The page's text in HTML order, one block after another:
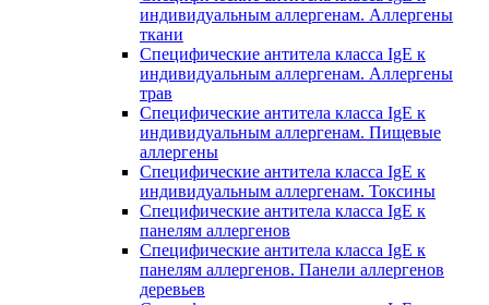
индивидуальным аллергенам. Аллергены
ткани
Специфические антитела класса IgE к
индивидуальным аллергенам. Аллергены
трав
Специфические антитела класса IgE к
индивидуальным аллергенам. Пищевые
аллергены
Специфические антитела класса IgE к
индивидуальным аллергенам. Токсины
Специфические антитела класса IgE к
панелям аллергенов
Специфические антитела класса IgE к
панелям аллергенов. Панели аллергенов
деревьев